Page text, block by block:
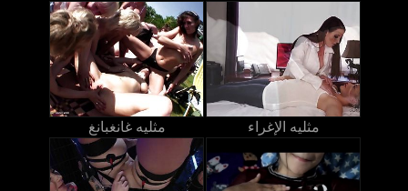
مثليه غانغبانغ مثليه الإغراء